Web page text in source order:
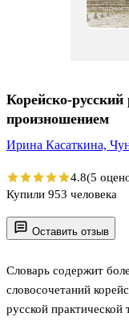
Оставить отзыв
Словарь содержит
словосочетаний
русской
Корейско-русский
произношением
Ирина Касаткина,
4.8(5
Купили 953 человека